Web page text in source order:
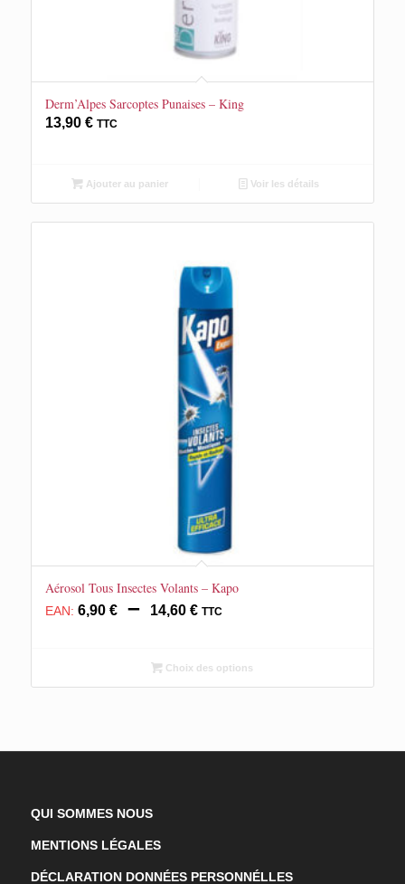
Derm’Alpes Sarcoptes Punaises – King
13,90 € TTC
Ajouter au panier Voir les détails
Aérosol Tous Insectes Volants – Kapo
EAN: 6,90 € – 14,60 €Plage
6,90 €
à
TTC
Choix des options
QUI SOMMES NOUS
MENTIONS LÉGALES
DÉCLARATION DONNÉES PERSONNÉLLES